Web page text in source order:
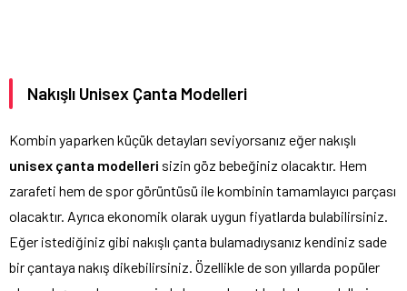
Nakışlı Unisex Çanta Modelleri
Kombin yaparken küçük detayları seviyorsanız eğer nakışlı
unisex çanta modelleri sizin göz bebeğiniz olacaktır. Hem
zarafeti hem de spor görüntüsü ile kombinin tamamlayıcı parçası
olacaktır. Ayrıca ekonomik olarak uygun fiyatlarda bulabilirsiniz.
Eğer istediğiniz gibi nakışlı çanta bulamadıysanız kendiniz sade
bir çantaya nakış dikebilirsiniz. Özellikle de son yıllarda popüler